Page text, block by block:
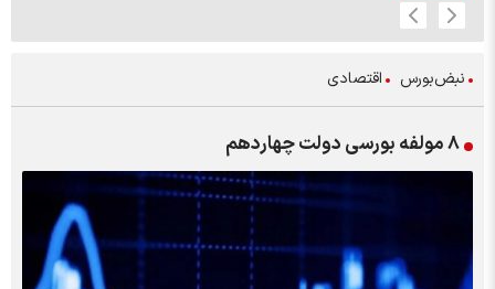
نبض‌بورس اقتصادی
۸ مولفه بورسی دولت چهاردهم